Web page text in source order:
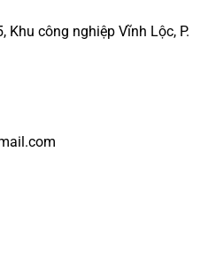
Khu công nghiệp Vĩnh Lộc, P.